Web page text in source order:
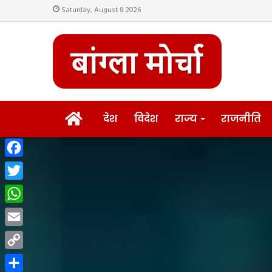
Saturday, August 8 2026
HOMEदेश विदेश राज्य राजनीति
Facebook
Twitter
WhatsApp
Email
Copy